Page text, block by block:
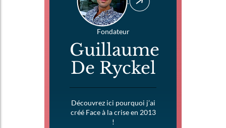
Fondateur
Guillaume
De Ryckel
Découvrez ici pourquoi j’ai
créé Face à la crise en 2013
!